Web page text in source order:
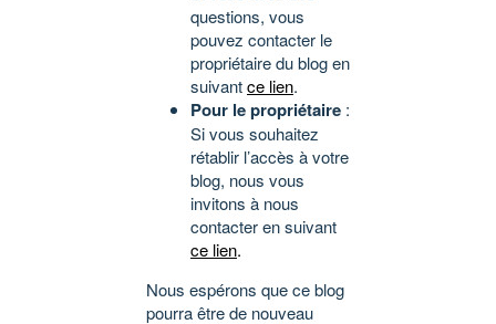
questions, vous
pouvez contacter le
propriétaire du blog en
suivantce lien.
Pour le propriétaire :
Si vous souhaitez
rétablir l’accès à votre
blog, nous vous
invitons à nous
contacter en suivant
ce lien.
Nous espérons que ce blog
pourra être de nouveau